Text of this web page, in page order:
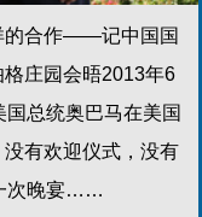
的合作——记中国国
庄园会晤2013年6
总统奥巴马在美国
有欢迎仪式，没有
次晚宴……